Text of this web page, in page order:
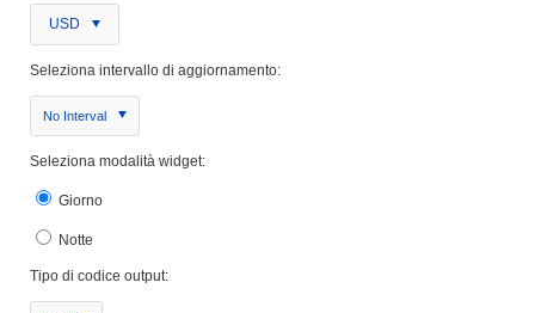
USD
Seleziona intervallo di aggiornamento:
No Interval
Seleziona modalità widget:
Giorno
Notte
Tipo di codice output: